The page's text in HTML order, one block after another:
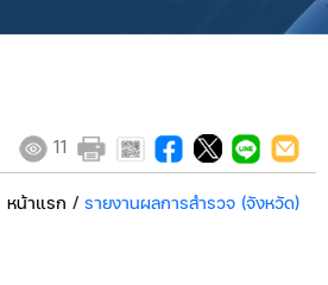
11
หน้าแรก / รายงานผลการสำรวจ (จังหวัด)